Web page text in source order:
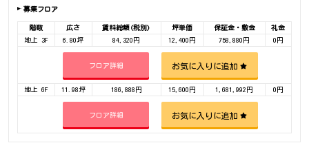
募集フロア
階数 広さ 賃料総額(税別) 坪単価 保証金・敷金
礼金
地上 3F
6.80坪 84,320円 12,400円 758,880円 0円
フロア詳細 お気に入りに追加
地上 6F 11.98坪 186,888円 15,600円 1,681,992円 0円
フロア詳細 お気に入りに追加